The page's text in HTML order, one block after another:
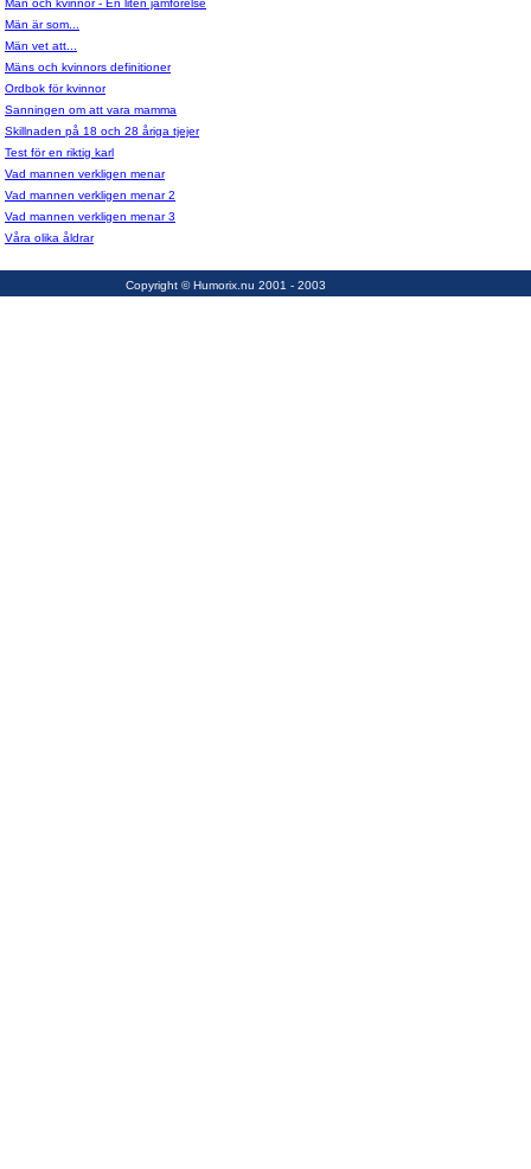
Män och kvinnor - En liten jämförelse
Män är som...
Män vet att...
Mäns och kvinnors definitioner
Ordbok för kvinnor
Sanningen om att vara mamma
Skillnaden på 18 och 28 åriga tjejer
Test för en riktig karl
Vad mannen verkligen menar
Vad mannen verkligen menar 2
Vad mannen verkligen menar 3
Våra olika åldrar
Copyright © Humorix.nu 2001 - 2003